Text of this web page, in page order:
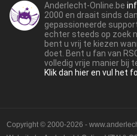
Anderlecht-Online.be
2000 en draait sinds
gepassioneerde
echter steeds op zoek
bent u vrij te kiezen
doet. Bent u fan van
volledig vrije manier bij
Klik dan hier en vul het
Copyright © 2000-2026 -